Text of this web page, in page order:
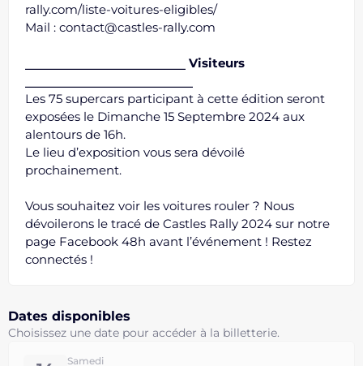
rally.com/liste-voitures-eligibles/
Mail : contact@castles-rally.com
Visiteurs
Les 75 supercars participant à cette édition seront
exposées le Dimanche 15 Septembre 2024 aux
alentours de 16h.
Le lieu d’exposition vous sera dévoilé
prochainement.
Vous souhaitez voir les voitures rouler ? Nous
dévoilerons le tracé de Castles Rally 2024 sur notre
page Facebook 48h avant l’événement ! Restez
connectés !
Dates disponibles
Choisissez une date pour accéder à la billetterie.
Samedi